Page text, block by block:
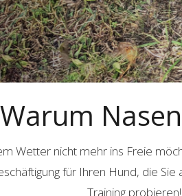
Warum
Wetter nicht mehr ins Freie
für Ihren Hund, die
Training probieren!